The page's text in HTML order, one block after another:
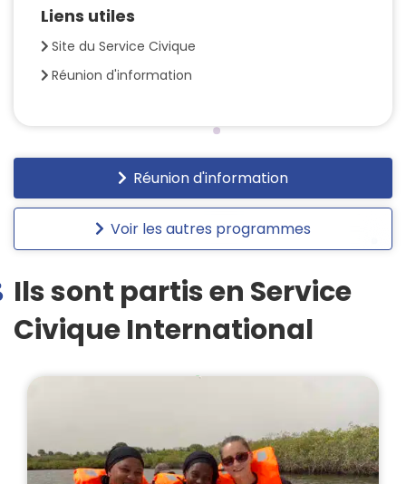
Liens utiles
Site du Service Civique
Réunion d'information
Réunion d'information
Voir les autres programmes
Ils sont partis en Service
Civique International